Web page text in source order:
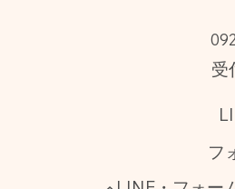
受
フ